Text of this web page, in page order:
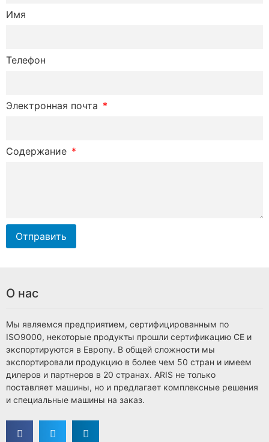
Имя
Телефон
Электронная почта
Содержание
Отправить
О нас
Мы являемся предприятием, сертифицированным по
ISO9000, некоторые продукты прошли сертификацию CE и
экспортируются в Европу. В общей сложности мы
экспортировали продукцию в более чем 50 стран и имеем
дилеров и партнеров в 20 странах. ARIS не только
поставляет машины, но и предлагает комплексные решения
и специальные машины на заказ.